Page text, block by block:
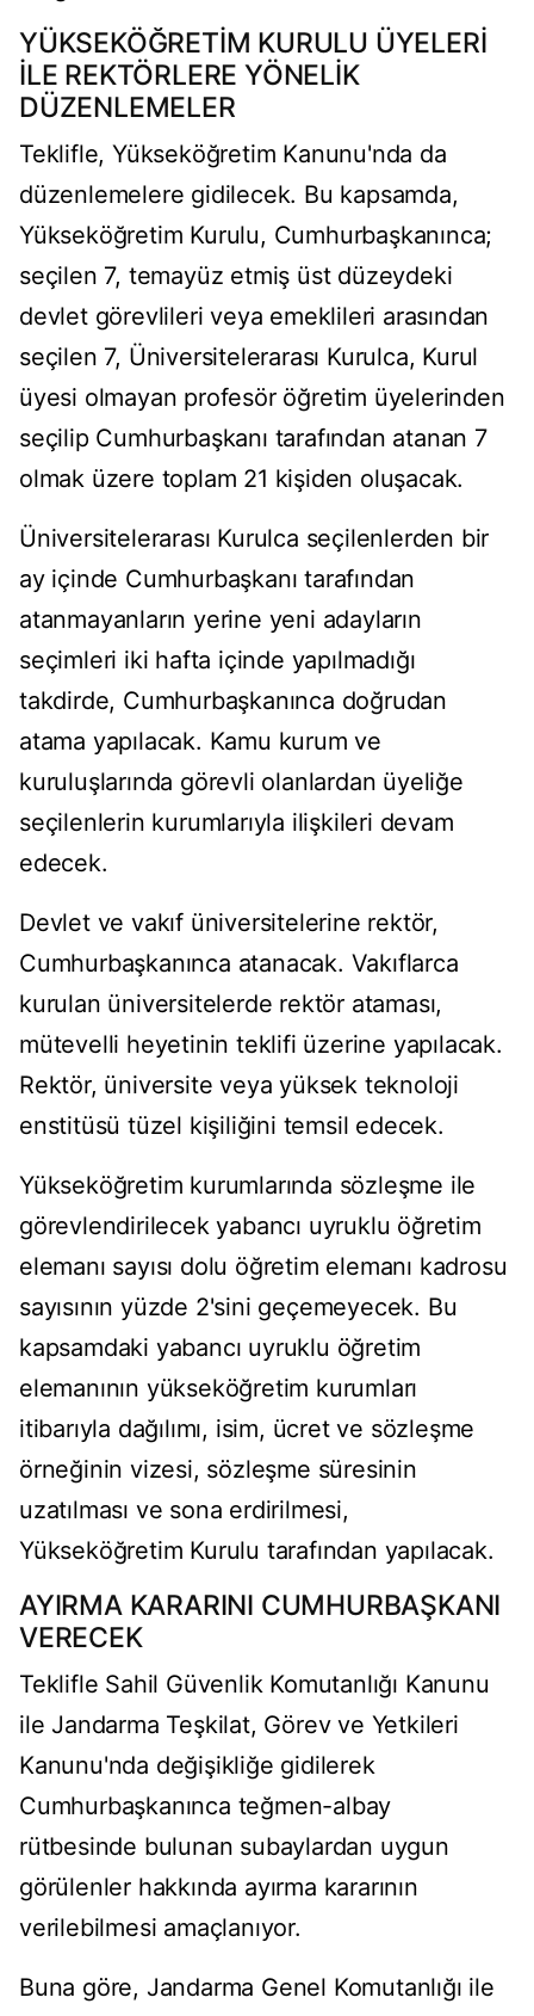
YÜKSEKÖĞRETİM KURULU ÜYELERİ
İLE REKTÖRLERE YÖNELİK
DÜZENLEMELER
Teklifle, Yükseköğretim Kanunu'nda da
düzenlemelere gidilecek. Bu kapsamda,
Yükseköğretim Kurulu, Cumhurbaşkanınca;
seçilen 7, temayüz etmiş üst düzeydeki
devlet görevlileri veya emeklileri arasından
seçilen 7, Üniversitelerarası Kurulca, Kurul
üyesi olmayan profesör öğretim üyelerinden
seçilip Cumhurbaşkanı tarafından atanan 7
olmak üzere toplam 21 kişiden oluşacak.
Üniversitelerarası Kurulca seçilenlerden bir
ay içinde Cumhurbaşkanı tarafından
atanmayanların yerine yeni adayların
seçimleri iki hafta içinde yapılmadığı
takdirde, Cumhurbaşkanınca doğrudan
atama yapılacak. Kamu kurum ve
kuruluşlarında görevli olanlardan üyeliğe
seçilenlerin kurumlarıyla ilişkileri devam
edecek.
Devlet ve vakıf üniversitelerine rektör,
Cumhurbaşkanınca atanacak. Vakıflarca
kurulan üniversitelerde rektör ataması,
mütevelli heyetinin teklifi üzerine yapılacak.
Rektör, üniversite veya yüksek teknoloji
enstitüsü tüzel kişiliğini temsil edecek.
Yükseköğretim kurumlarında sözleşme ile
görevlendirilecek yabancı uyruklu öğretim
elemanı sayısı dolu öğretim elemanı kadrosu
sayısının yüzde 2'sini geçemeyecek. Bu
kapsamdaki yabancı uyruklu öğretim
elemanının yükseköğretim kurumları
itibarıyla dağılımı, isim, ücret ve sözleşme
örneğinin vizesi, sözleşme süresinin
uzatılması ve sona erdirilmesi,
Yükseköğretim Kurulu tarafından yapılacak.
AYIRMA KARARINI CUMHURBAŞKANI
VERECEK
Teklifle Sahil Güvenlik Komutanlığı Kanunu
ile Jandarma Teşkilat, Görev ve Yetkileri
Kanunu'nda değişikliğe gidilerek
Cumhurbaşkanınca teğmen-albay
rütbesinde bulunan subaylardan uygun
görülenler hakkında ayırma kararının
verilebilmesi amaçlanıyor.
Buna göre, Jandarma Genel Komutanlığı ile